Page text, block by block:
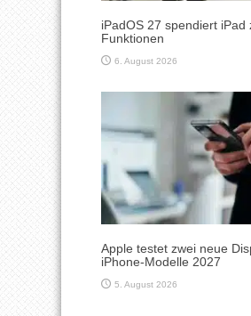
iPadOS 27 spendiert iPad
Funktionen
6. August 2026
Apple testet zwei neue
iPhone-Modelle 2027
5. August 2026